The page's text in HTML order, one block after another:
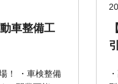
車整備工
！ ・車検整備